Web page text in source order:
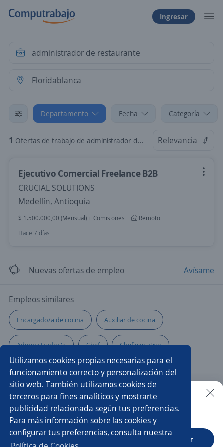
Utilizamos cookies propias necesarias para el
funcionamiento correcto y personalización del
sitio web. También utilizamos cookies de
terceros para fines analíticos y mostrarte
publicidad relacionada según tus preferencias.
Para más información sobre las cookies y
configurar tus preferencias, consulta nuestra
Ingresar
Departamento Fecha Categoría
1 Ofertas de trabajo de administrador de restaurante en Floridablanca, Santander Relevancia
Ejecutivo Comercial Freelance B2B
CRUCIAL SOLUTIONS
Medellín, Antioquia
$ 1.500.000,00 (Mensual) + Comisiones
Remoto
Hace 7 días
Nuevas ofertas de empleo Avísame
Empleos similares
Encargado/a de cocina Auxiliar de cocina
Administrador/a Chef Chef ejecutivo
Administración Gerente de postventa
Ejecutivo/a comercial Capitana de meseros
Ejecutivo/a de ventas Administrador/a de restaurante
Gerente restaurante
Buscar es más fácil en la app
CT App Abrir